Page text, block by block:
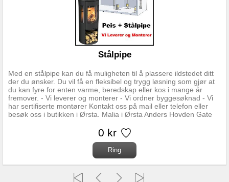
Med en stålpipe kan du få muligheten til å plassere ildstedet ditt
der du ønsker. Du vil få en fleksibel og trygg løsning som gjør at
du kan fyre for enten varme, beredskap eller kos i mange år
fremover. - Vi leverer og monterer - Vi ordner byggesøknad - Vi
har sertifiserte montører Kontakt oss på mail eller telefon eller
besøk oss i butikken i Ørsta. Malia i Ørsta Anders Hovden Gate
Stålpipe
0 kr